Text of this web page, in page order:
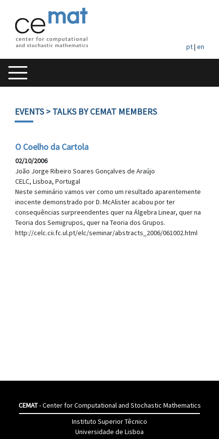
pt| en
EVENTS> TALKS BY CEMAT MEMBERS
O Coelho da Cartola
02/10/2006
João Jorge Ribeiro Soares Gonçalves de Araújo
CELC, Lisboa, Portugal
Neste seminário vamos ver como um resultado aparentemente
inocente demonstrado por D. McAlister acabou por ter
consequências surpreendentes quer na Álgebra Linear, quer na
Teoria dos Semigrupos, quer na Teoria dos Grupos.
http://celc.cii.fc.ul.pt/elc/seminar/abstracts_2006/061002.html
CEMAT- Center for Computational and Stochastic Mathematics
Instituto Superior Têcnico
Universidade de Lisboa